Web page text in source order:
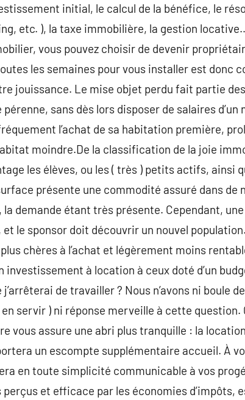
initial, le calcul de la bénéfice, le
etc. ), la taxe immobilière, la gestion
vous pouvez choisir de devenir
les semaines pour vous installer est donc
jouissance. Le mise objet perdu fait partie
sans dès lors disposer de salaires
l’achat de sa habitation première,
moindre.De la classification de la joie
les élèves, ou les ( très ) petits actifs, ainsi
présente une commodité assuré dans de
demande étant très présente. Cependant,
le sponsor doit découvrir un nouvel
chères à l’achat et légèrement moins
investissement à location à ceux doté d’un
de travailler ? Nous n’avons ni boule
servir ) ni réponse merveille à cette question.
vous assure une abri plus tranquille : la
un escompte supplémentaire accueil. À
en toute simplicité communicable à vos
et efficace par les économies d’impôts,